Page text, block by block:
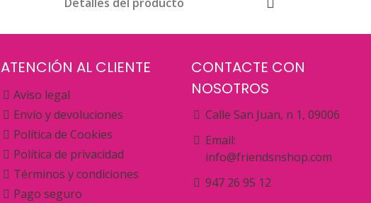
ATENCIÓN AL CLIENTE
Aviso legal
Envío y devoluciones
Política de Cookies
Política de privacidad
Términos y condiciones
Pago seguro
CONTACTE CON
NOSOTROS
Calle San Juan, n 1, 09006
Email:
info@friendsnshop.com
947 26 95 12